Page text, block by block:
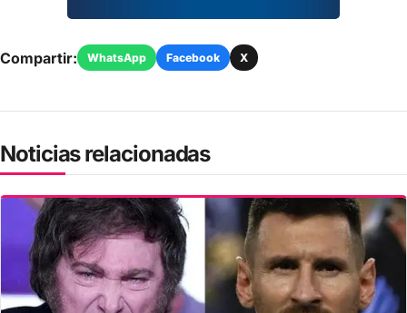
Compartir: WhatsApp Facebook X
Noticias relacionadas